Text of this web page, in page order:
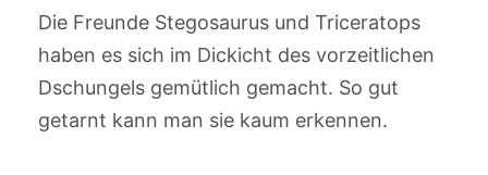
Die Freunde Stegosaurus und Triceratops
haben es sich im Dickicht des vorzeitlichen
Dschungels gemütlich gemacht. So gut
getarnt kann man sie kaum erkennen.